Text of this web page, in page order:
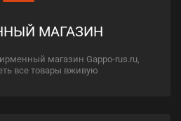
МАГАЗИН
магазин Gappo-rus.ru,
все товары вживую